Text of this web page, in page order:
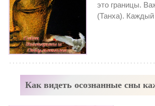
это границы.
(Танха). Каждый
Как видеть осознанные сны